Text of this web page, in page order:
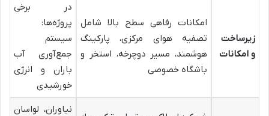
زیرساخت
و امکانات
امکانات رفاهی سطح بالا شامل
تصفیه هوای مرکزی، پارکینگ
هوشمند، مسیر دوچرخه، استخر و
باشگاه خصوصی
در برخی
پروژه‌ها:
سیستم
جمع‌آوری آب
باران و انرژی
خورشیدی
نیاوران، لواسان